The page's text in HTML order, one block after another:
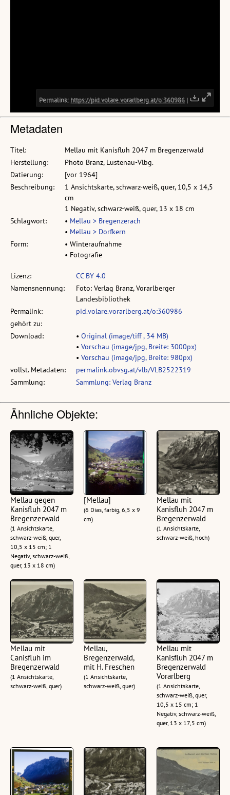
Metadaten
Titel:
Mellau mit Kanisfluh 2047 m Bregenzerwald
Herstellung:
Photo Branz, Lustenau-Vlbg.
Datierung:
[vor 1964]
Beschreibung:
1 Ansichtskarte, schwarz-weiß, quer, 10,5 x 14,5
cm
1 Negativ, schwarz-weiß, quer, 13 x 18 cm
Schlagwort:
• Mellau > Bregenzerach
• Mellau > Dorfkern
Form:
• Winteraufnahme
• Fotografie
Lizenz:
CC BY 4.0
Namensnennung:
Foto: Verlag Branz, Vorarlberger
Landesbibliothek
Permalink:
pid.volare.vorarlberg.at/o:360986
gehört zu:
Download:
• Original (image/tiff , 34 MB)
• Vorschau (image/jpg, Breite: 3000px)
• Vorschau (image/jpg, Breite: 980px)
vollst. Metadaten:
permalink.obvsg.at/vlb/VLB2522319
Sammlung:
Sammlung: Verlag Branz
Ähnliche Objekte:
Mellau gegen
Kanisfluh 2047 m
Bregenzerwald
(1 Ansichtskarte,
schwarz-weiß, quer,
10,5 x 15 cm; 1
Negativ, schwarz-weiß,
quer, 13 x 18 cm)
[Mellau]
(6 Dias, farbig, 6,5 x 9
cm)
Mellau mit
Kanisfluh 2047 m
Bregenzerwald
(1 Ansichtskarte,
schwarz-weiß, hoch)
Mellau mit
Canisfluh im
Bregenzerwald
(1 Ansichtskarte,
schwarz-weiß, quer)
Mellau,
Bregenzerwald,
mit H. Freschen
(1 Ansichtskarte,
schwarz-weiß, quer)
Mellau mit
Kanisfluh 2047 m
Bregenzerwald
Vorarlberg
(1 Ansichtskarte,
schwarz-weiß, quer,
10,5 x 15 cm; 1
Negativ, schwarz-weiß,
quer, 13 x 17,5 cm)